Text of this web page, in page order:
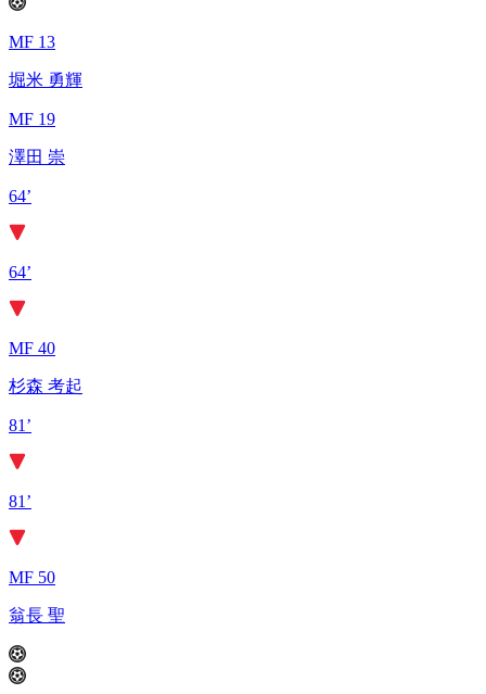
MF 13
堀米 勇輝
MF 19
澤田 崇
64’
64’
MF 40
杉森 考起
81’
81’
MF 50
翁長 聖